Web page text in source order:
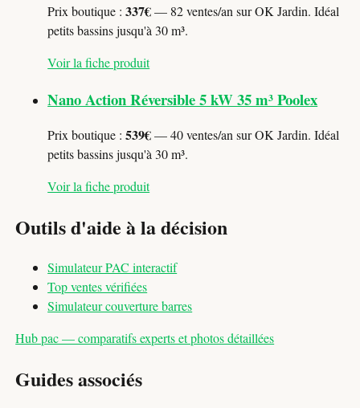
Prix boutique :337€— 82 ventes/an sur OK Jardin. Idéal
petits bassins jusqu'à 30 m³.
Voir la fiche produit
Nano Action Réversible 5 kW 35 m³ Poolex
Prix boutique :539€— 40 ventes/an sur OK Jardin. Idéal
petits bassins jusqu'à 30 m³.
Voir la fiche produit
Outils d'aide à la décision
Simulateur PAC interactif
Top ventes vérifiées
Simulateur couverture barres
Hub pac — comparatifs experts et photos détaillées
Guides associés